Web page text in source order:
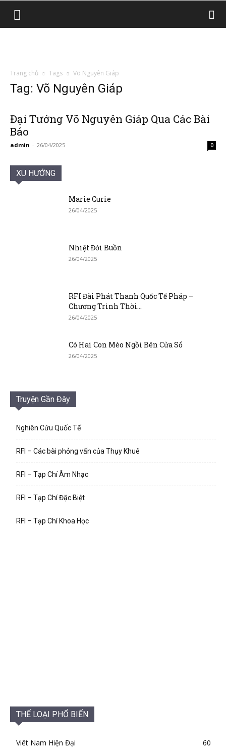
Trang chủ Tags Võ Nguyên Giáp
Tag: Võ Nguyên Giáp
Đại Tướng Võ Nguyên Giáp Qua Các Bài
Báo
admin - 26/04/2025 0
XU HƯỚNG
Marie Curie
26/04/2025
Nhiệt Đới Buồn
26/04/2025
RFI Đài Phát Thanh Quốc Tế Pháp –
Chương Trình Thời...
26/04/2025
Có Hai Con Mèo Ngồi Bên Cửa Sổ
26/04/2025
Truyện Gần Đây
Nghiên Cứu Quốc Tế
RFI – Các bài phỏng vấn của Thụy Khuê
RFI – Tạp Chí Âm Nhạc
RFI – Tạp Chí Đặc Biệt
RFI – Tạp Chí Khoa Học
THỂ LOẠI PHỔ BIẾN
Viêt Nam Hiện Đại
60